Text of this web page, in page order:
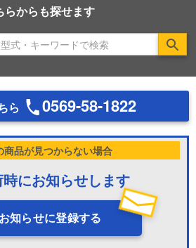
らからも探せます
ら 0569-58-1822
商品が見つからない場合
にお知らせします
知らせに登録する